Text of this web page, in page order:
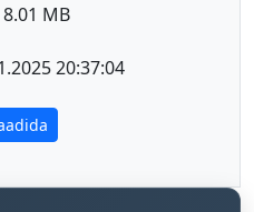
MB
20:37:04